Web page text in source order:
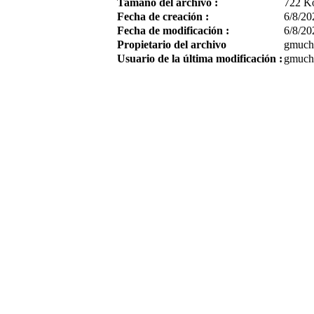
Tamaño del archivo :
722
Fecha de creación :
6/8/
Fecha de modificación :
6/8/
Propietario del archivo
Usuario de la última modificación :